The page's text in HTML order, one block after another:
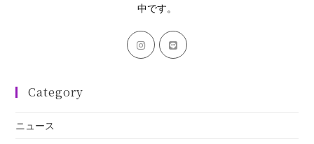
中です。
Category
ニュース